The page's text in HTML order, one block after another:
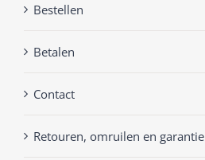
Bestellen
Betalen
Contact
Retouren, omruilen en garantie